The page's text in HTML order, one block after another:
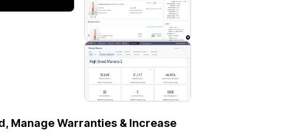
Manage Warranties & Increase